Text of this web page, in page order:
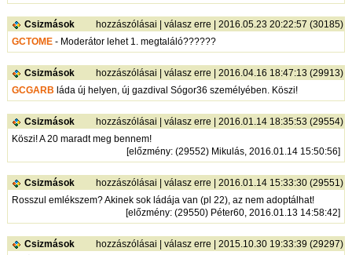
Csizmások hozzászólásai |válasz erre | 2016.05.23 20:22:57 (30185)
GCTOME - Moderátor lehet 1. megtaláló??????
Csizmások hozzászólásai |válasz erre | 2016.04.16 18:47:13 (29913)
GCGARB láda új helyen, új gazdival Sógor36 személyében. Köszi!
Csizmások hozzászólásai |válasz erre | 2016.01.14 18:35:53 (29554)
Köszi! A 20 maradt meg bennem!
[előzmény: (29552) Mikulás, 2016.01.14 15:50:56]
Csizmások hozzászólásai |válasz erre | 2016.01.14 15:33:30 (29551)
Rosszul emlékszem? Akinek sok ládája van (pl 22), az nem adoptálhat!
[előzmény: (29550) Péter60, 2016.01.13 14:58:42]
Csizmások hozzászólásai |válasz erre | 2015.10.30 19:33:39 (29297)